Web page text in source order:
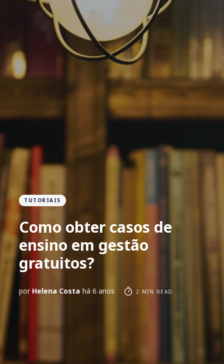
TUTORIAIS
Como obter casos de
ensino em gestão
gratuitos?
por Helena Costa há 6 anos 2 MIN READ